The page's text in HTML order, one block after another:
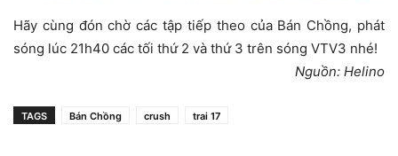
Hãy cùng đón chờ các tập tiếp theo của Bán Chồng, phát
sóng lúc 21h40 các tối thứ 2 và thứ 3 trên sóng VTV3 nhé!
Nguồn: Helino
TAGS Bán Chồng crush trai 17